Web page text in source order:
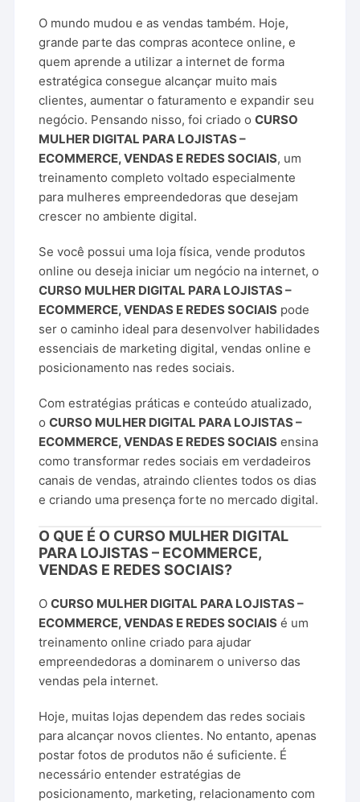
O mundo mudou e as vendas também. Hoje,
grande parte das compras acontece online, e
quem aprende a utilizar a internet de forma
estratégica consegue alcançar muito mais
clientes, aumentar o faturamento e expandir seu
negócio. Pensando nisso, foi criado oCURSO
MULHER DIGITAL PARA LOJISTAS –
ECOMMERCE, VENDAS E REDES SOCIAIS, um
treinamento completo voltado especialmente
para mulheres empreendedoras que desejam
crescer no ambiente digital.
Se você possui uma loja física, vende produtos
online ou deseja iniciar um negócio na internet, o
CURSO MULHER DIGITAL PARA LOJISTAS –
ECOMMERCE, VENDAS E REDES SOCIAIS pode
ser o caminho ideal para desenvolver habilidades
essenciais de marketing digital, vendas online e
posicionamento nas redes sociais.
Com estratégias práticas e conteúdo atualizado,
oCURSO MULHER DIGITAL PARA LOJISTAS –
ECOMMERCE, VENDAS E REDES SOCIAIS ensina
como transformar redes sociais em verdadeiros
canais de vendas, atraindo clientes todos os dias
e criando uma presença forte no mercado digital.
O QUE É O CURSO MULHER DIGITAL
PARA LOJISTAS – ECOMMERCE,
VENDAS E REDES SOCIAIS?
OCURSO MULHER DIGITAL PARA LOJISTAS –
ECOMMERCE, VENDAS E REDES SOCIAIS é um
treinamento online criado para ajudar
empreendedoras a dominarem o universo das
vendas pela internet.
Hoje, muitas lojas dependem das redes sociais
para alcançar novos clientes. No entanto, apenas
postar fotos de produtos não é suficiente. É
necessário entender estratégias de
posicionamento, marketing, relacionamento com